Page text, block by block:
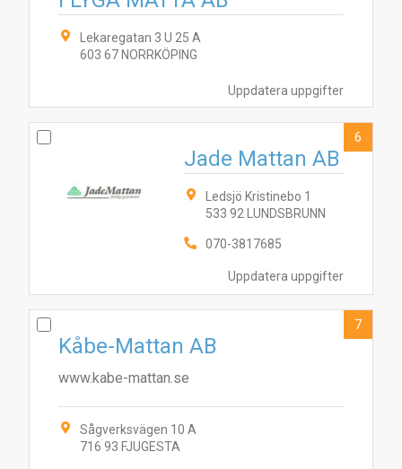
Uppdatera uppgifter
Lekaregatan 3 U 25 A
603 67 NORRKÖPING
Uppdatera uppgifter
Jade Mattan AB
Ledsjö Kristinebo 1
533 92 LUNDSBRUNN
070-3817685
6
Kåbe-Mattan AB
www.kabe-mattan.se
Sågverksvägen 10 A
716 93 FJUGESTA
7